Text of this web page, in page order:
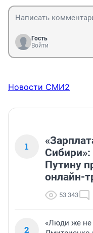
Гость
Войти
Новости СМИ2
1
Сибири»:
Путину
онлайн-
53 343
2
«Люди же не